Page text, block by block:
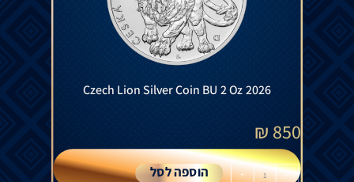
Czech Lion Silver Coin BU 2 Oz 2026
850
₪
-
+ הוספה לסל